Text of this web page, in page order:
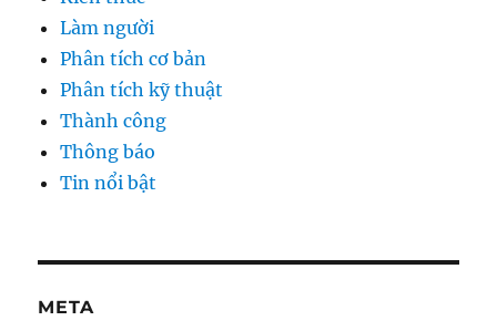
Làm người
Phân tích cơ bản
Phân tích kỹ thuật
Thành công
Thông báo
Tin nổi bật
META